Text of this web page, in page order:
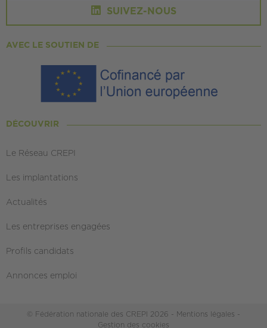
SUIVEZ-NOUS
AVEC LE SOUTIEN DE
DÉCOUVRIR
Le Réseau CREPI
Les implantations
Actualités
Les entreprises engagées
Profils candidats
Annonces emploi
© Fédération nationale des CREPI 2026 - Mentions légales -
Gestion des cookies